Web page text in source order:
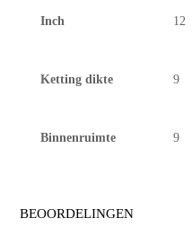
Inch 12
Ketting dikte 9
Binnenruimte 9
BEOORDELINGEN